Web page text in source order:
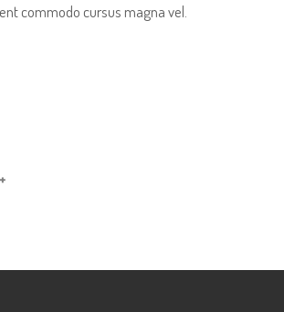
commodo cursus magna vel.